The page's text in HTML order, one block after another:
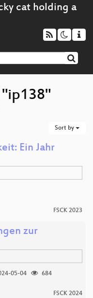
"ip138"
Sort by
Ein Jahr
FSCK 2023
zur
05-04
684
FSCK 2024